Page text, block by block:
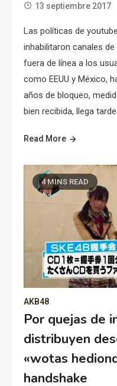
13 septiembre 2017
Las políticas de
inhabilitaron canales
fuera de línea a los
como EEUU y México,
años de bloqueo,
bien recibida, llega
Read More
4 MINS READ
AKB48
Por quejas de
distribuyen
«wotas
handshake